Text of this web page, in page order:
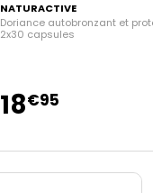
NATURACTIVE
Doriance autobronzant et
2x30 capsules
18€95